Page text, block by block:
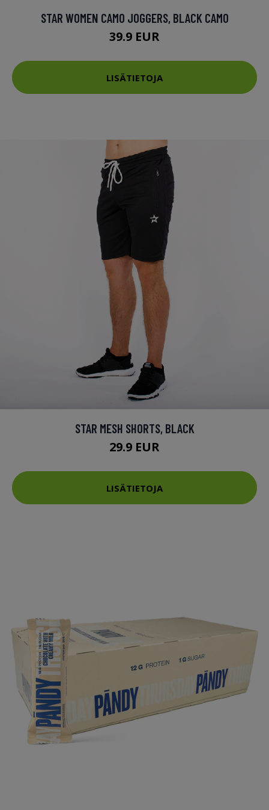
STAR WOMEN CAMO JOGGERS, BLACK CAMO
39.9 EUR
LISÄTIETOJA
STAR MESH SHORTS, BLACK
29.9 EUR
LISÄTIETOJA